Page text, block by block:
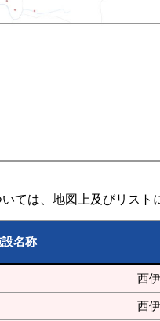
ては、地図上及びリスト
名称
西
西